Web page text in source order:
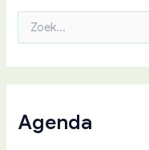
k
n
a
rAgenda